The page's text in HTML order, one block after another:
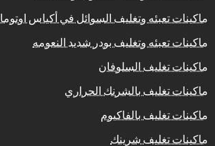
ماكينات تعبئه وتغليف السوائل في أكياس
ماكينات تعبئه وتغليف بودر شديد النعومه
ماكينات تغليف السلوفان
ماكينات تغليف بالشرنك الحراري
ماكينات تغليف بالفاكيوم
ماكينات تغليف شرينك